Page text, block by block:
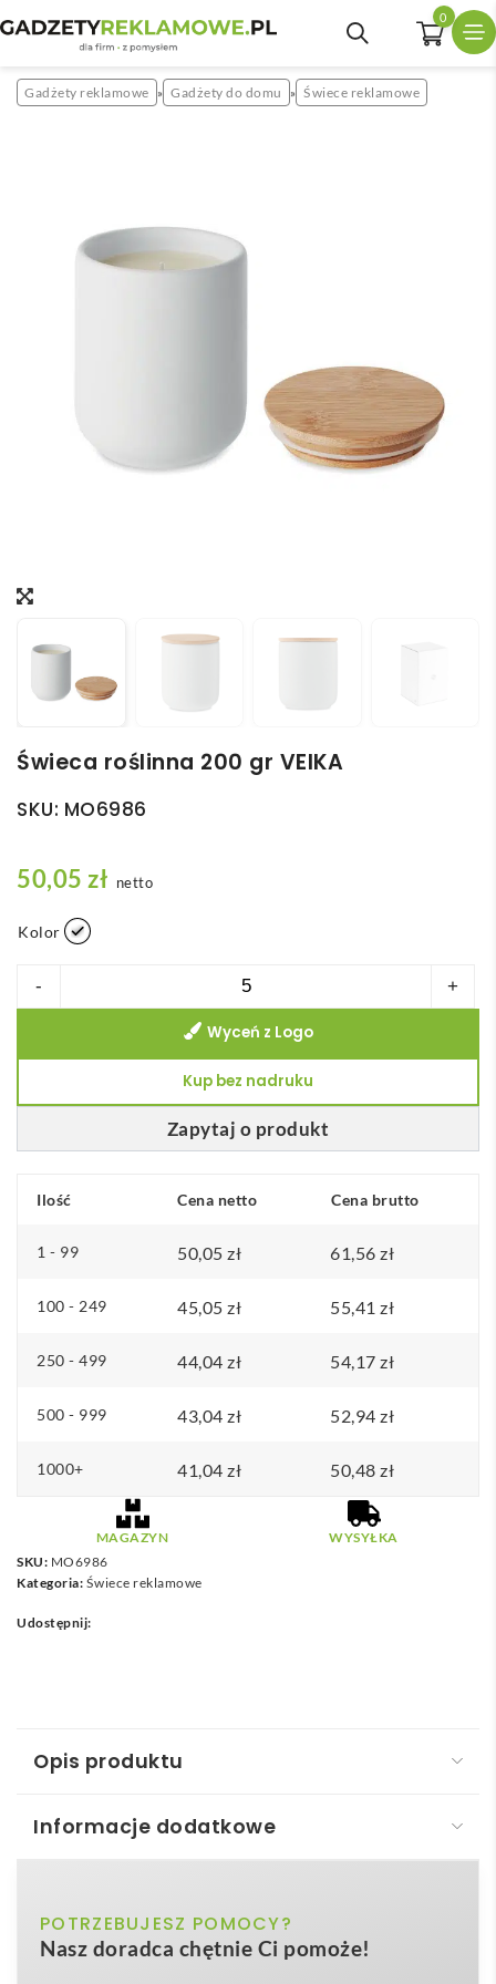
0
Gadżety reklamowe » Gadżety do domu » Świece reklamowe
Świeca roślinna 200 gr VEIKA
SKU: MO6986
50,05 zł netto
Kolor
-
Świeca
+
Zapytaj o produkt
Wyceń z Logo
Kup bez nadruku
Ilość Cena netto Cena brutto
1 - 99 50,05 zł 61,56 zł
100 - 249 45,05 zł 55,41 zł
250 - 499 44,04 zł 54,17 zł
500 - 999 43,04 zł 52,94 zł
1000+ 41,04 zł 50,48 zł
MAGAZYN
WYSYŁKA
SKU: MO6986
Kategoria: Świece reklamowe
Udostępnij:
Opis produktu
aromatyczny dodatek do wnętrza, lecz także
unikalny nośnik reklamy, na którym Twoja firma może
Informacje dodatkowe
Kolor
biały
ø8×9,3cm
POTRZEBUJESZ POMOCY?
Nasz doradca chętnie Ci pomoże!